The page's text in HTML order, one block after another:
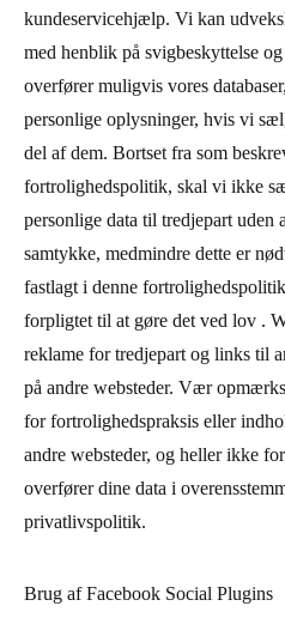
kundeservicehjælp. Vi kan
med henblik på svigbeskyttelse
overfører muligvis vores
personlige oplysninger, hvis vi
del af dem. Bortset fra som
fortrolighedspolitik, skal vi ikke
personlige data til tredjepart uden
samtykke, medmindre dette er
fastlagt i denne
forpligtet til at gøre det ved lov .
reklame for tredjepart og links til
på andre websteder. Vær
for fortrolighedspraksis eller
andre websteder, og heller ikke
overfører dine data i
privatlivspolitik.
Brug af Facebook Social Plugins